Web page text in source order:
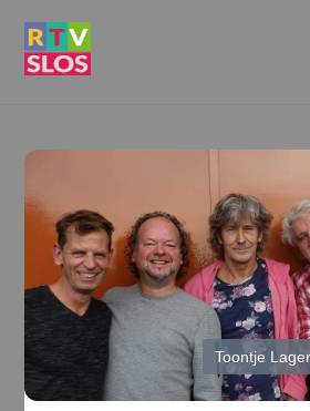
Toontje